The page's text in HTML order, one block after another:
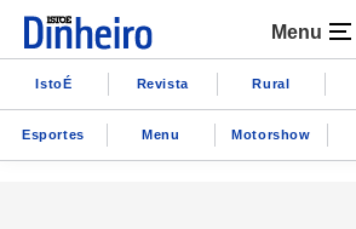
Menu
IstoÉ Revista Rural
Esportes Menu Motorshow